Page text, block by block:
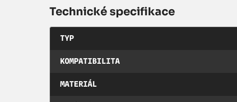
Technické specifikace
TYP
KOMPATIBILITA
MATERIÁL